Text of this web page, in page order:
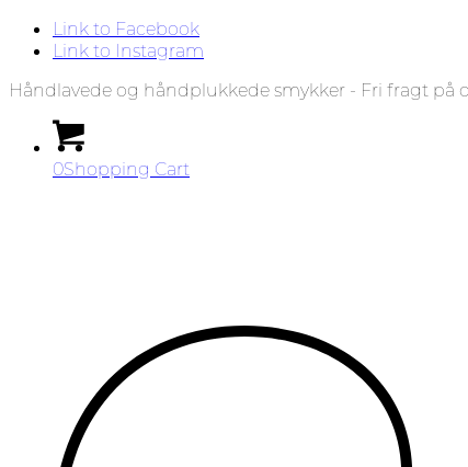
Link to Facebook
Link to Instagram
Håndlavede og håndplukkede smykker - Fri fragt på
0Shopping Cart